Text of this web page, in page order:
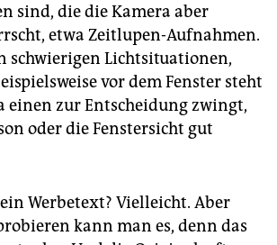
sind, die die Kamera aber
etwa Zeitlupen-Aufnahmen.
schwierigen Lichtsituationen,
vor dem Fenster steht
einen zur Entscheidung zwingt,
oder die Fenstersicht gut
Werbetext? Vielleicht. Aber
kann man es, denn das